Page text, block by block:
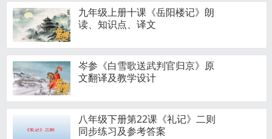
九年级上册十课《岳阳楼记》朗
读、知识点、译文
岑参《白雪歌送武判官归京》原
文翻译及教学设计
八年级下册第22课《礼记》二则
同步练习及参考答案